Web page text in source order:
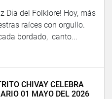
Dia del Folklore! Hoy, más
raíces con orgullo.
bordado, canto...
CHIVAY CELEBRA
01 MAYO DEL 2026